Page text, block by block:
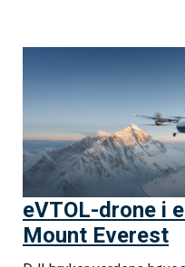
eVTOL-drone i
Mount Everest